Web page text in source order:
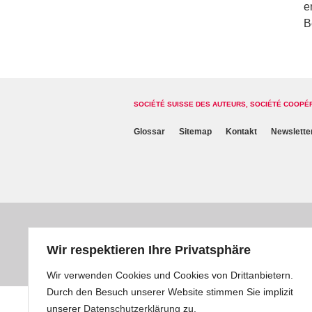
Wir respektieren Ihre Privatsphäre
Wir verwenden Cookies und Cookies von Drittanbietern.
Durch den Besuch unserer Website stimmen Sie implizit
unserer Datenschutzerklärung zu.
SOCIÉTÉ SUISSE DES AUTEURS, SOCIÉTÉ
Glossar Sitemap Kontakt